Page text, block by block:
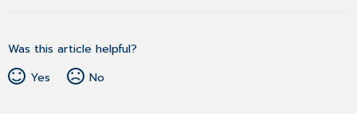
Was this article helpful?
Yes
No